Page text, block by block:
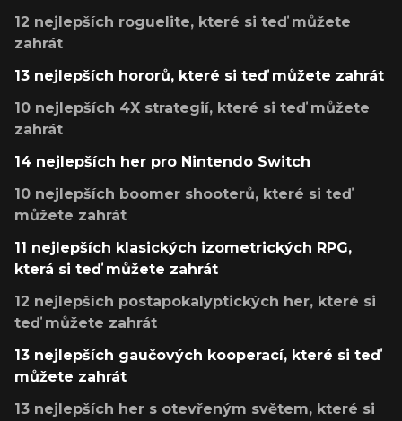
12 nejlepších roguelite, které si teď můžete
zahrát
13 nejlepších hororů, které si teď můžete zahrát
10 nejlepších 4X strategií, které si teď můžete
zahrát
14 nejlepších her pro Nintendo Switch
10 nejlepších boomer shooterů, které si teď
můžete zahrát
11 nejlepších klasických izometrických RPG,
která si teď můžete zahrát
12 nejlepších postapokalyptických her, které si
teď můžete zahrát
13 nejlepších gaučových kooperací, které si teď
můžete zahrát
13 nejlepších her s otevřeným světem, které si